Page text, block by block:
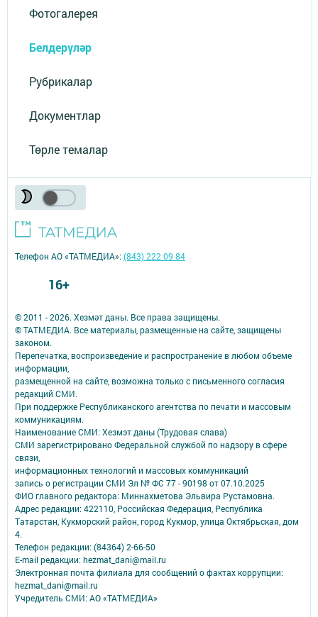
Фотогалерея
Белдерүләр
Рубрикалар
Документлар
Төрле темалар
© 2011 - 2026. Хезмәт даны. Все права защищены.
© ТАТМЕДИА. Все материалы, размещенные на сайте, защищены
законом.
Перепечатка, воспроизведение и распространение в любом объеме
информации,
размещенной на сайте, возможна только с письменного согласия
редакций СМИ.
При поддержке Республиканского агентства по печати и массовым
коммуникациям.
Наименование СМИ: Хезмэт даны (Трудовая слава)
СМИ зарегистрировано Федеральной службой по надзору в сфере
связи,
информационных технологий и массовых коммуникаций
запись о регистрации СМИ Эл № ФС 77 - 90198 от 07.10.2025
ФИО главного редактора: Миннахметова Эльвира Рустамовна.
Адрес редакции: 422110, Российская Федерация, Республика
Татарстан, Кукморский район, город Кукмор, улица Октябрьская, дом
4.
Телефон редакции: (84364) 2-66-50
E-mail редакции: hezmat_dani@mail.ru
Электронная почта филиала для сообщений о фактах коррупции:
hezmat_dani@mail.ru
Учредитель СМИ: АО «ТАТМЕДИА»
Телефон АО «ТАТМЕДИА»:(843) 222 09 84
16+